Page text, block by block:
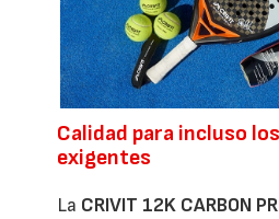
Calidad para incluso
exigentes
La CRIVIT 12K CARBON